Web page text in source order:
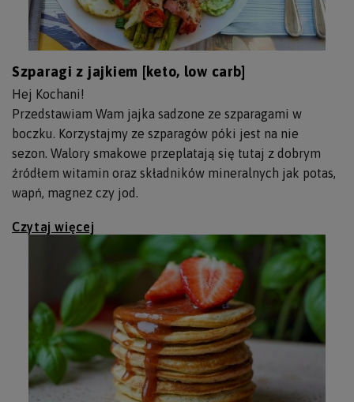
Szparagi z jajkiem [keto, low carb]
Hej Kochani!
Przedstawiam Wam jajka sadzone ze szparagami w
boczku. Korzystajmy ze szparagów póki jest na nie
sezon. Walory smakowe przeplatają się tutaj z dobrym
źródłem witamin oraz składników mineralnych jak potas,
wapń, magnez czy jod.
Czytaj więcej